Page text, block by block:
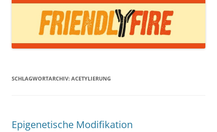
SCHLAGWORTARCHIV: ACETYLIERUNG
Epigenetische Modifikation